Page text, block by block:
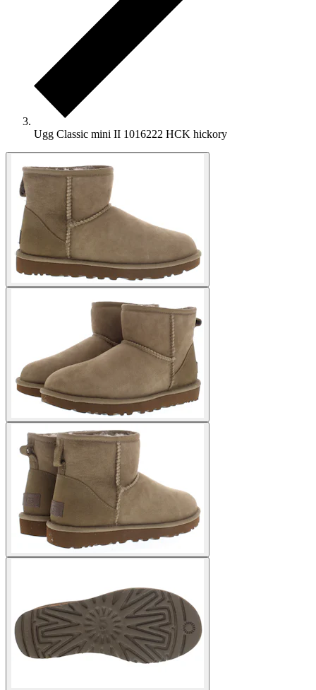
Ugg Classic mini II 1016222 HCK hickory